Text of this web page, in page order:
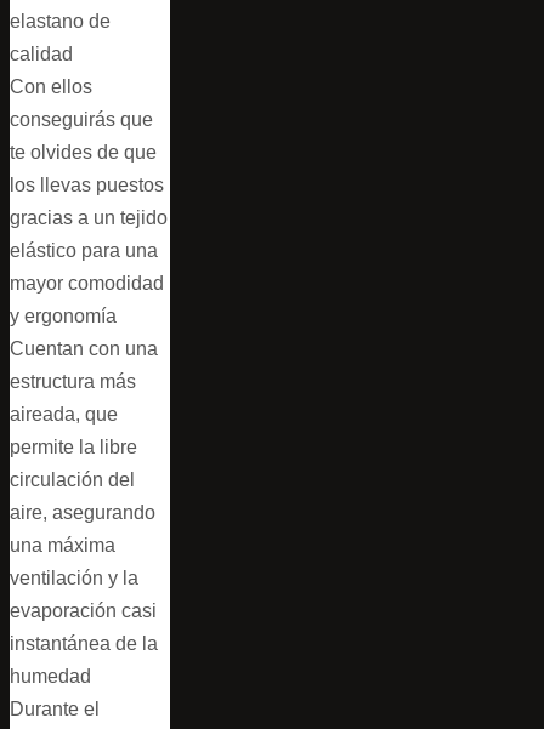
elastano de
calidad
Con ellos
conseguirás que
te olvides de que
los llevas puestos
gracias a un tejido
elástico para una
mayor comodidad
y ergonomía
Cuentan con una
estructura más
aireada, que
permite la libre
circulación del
aire, asegurando
una máxima
ventilación y la
evaporación casi
instantánea de la
humedad
Durante el